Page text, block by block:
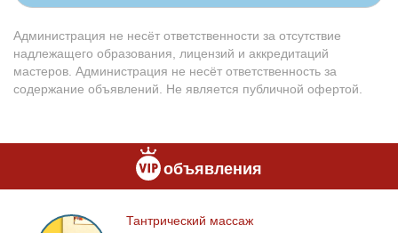
Администрация не несёт ответственности за отсутствие
надлежащего образования, лицензий и аккредитаций
мастеров. Администрация не несёт ответственность за
содержание объявлений. Не является публичной офертой.
объявления
Тантрический
Тан­три­че­ский мас­саж